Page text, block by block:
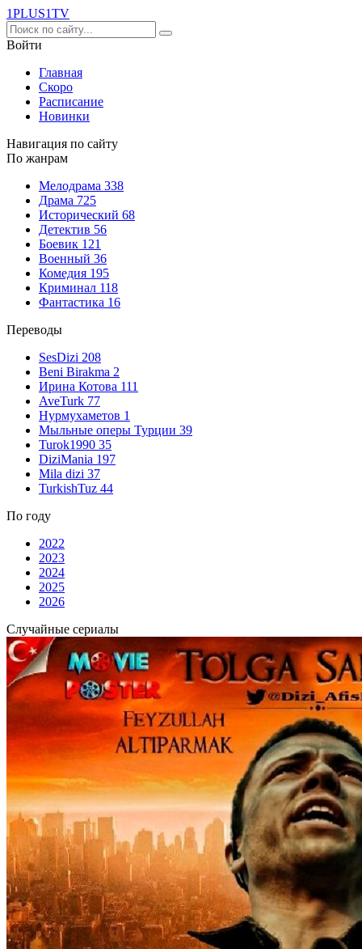
1PLUS1TV
Войти
Главная
Скоро
Расписание
Новинки
Навигация по сайту
По жанрам
Мелодрама 338
Драма 725
Исторический 68
Детектив 56
Боевик 121
Военный 36
Комедия 195
Криминал 118
Фантастика 16
Переводы
SesDizi 208
Beni Birakma 2
Ирина Котова 111
AveTurk 77
Нурмухаметов 1
Мыльные оперы Турции 39
Turok1990 35
DiziMania 197
Mila dizi 37
TurkishTuz 44
По году
2022
2023
2024
2025
2026
Случайные сериалы